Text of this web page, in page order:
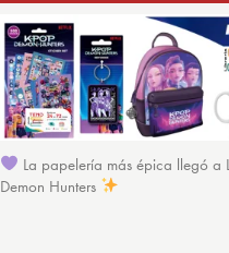
La papelería más épica llegó a
Demon Hunters